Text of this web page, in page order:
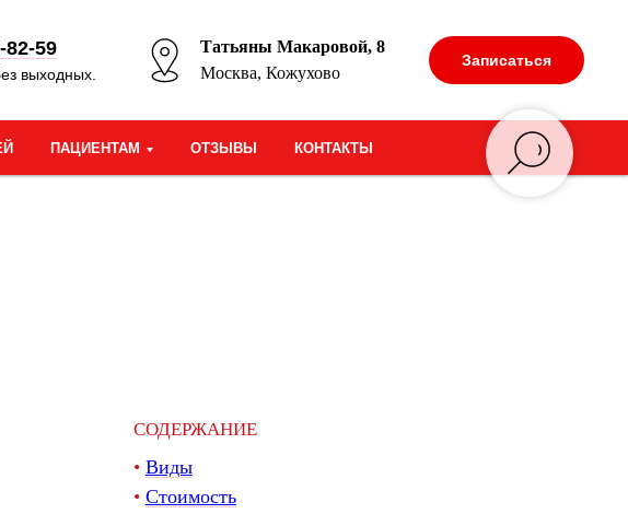
82-59
выходных.
Татьяны Макаровой, 8
Москва, Кожухово
Записаться
ПАЦИЕНТАМ ОТЗЫВЫ КОНТАКТЫ
СОДЕРЖАНИЕ
• Виды
• Стоимость